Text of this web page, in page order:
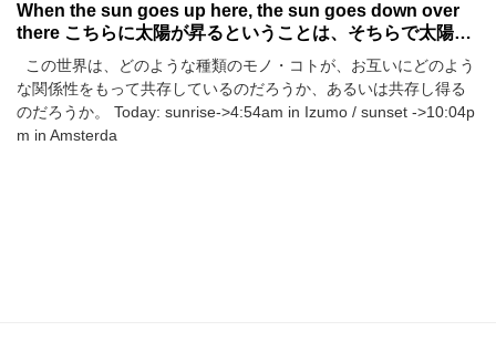
When the sun goes up here, the sun goes down over
there こちらに太陽が昇るということは、そちらで太陽が
沈むということ 石澤英子展
この世界は、どのような種類のモノ・コトが、お互いにどのよう
な関係性をもって共存しているのだろうか、あるいは共存し得る
のだろうか。 Today: sunrise->4:54am in Izumo / sunset ->10:04p
m in Amsterda